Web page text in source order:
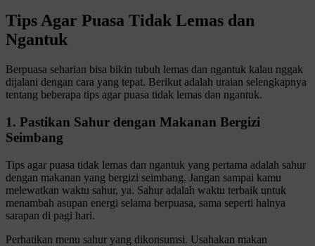
Tips Agar Puasa Tidak Lemas dan
Ngantuk
Berpuasa seharian bisa bikin tubuh lemas dan ngantuk kalau nggak
dijalani dengan cara yang tepat. Berikut adalah uraian selengkapnya
tentang beberapa tips agar puasa tidak lemas dan ngantuk.
1. Pastikan Sahur dengan Makanan Bergizi
Seimbang
Tips agar puasa tidak lemas dan ngantuk yang pertama adalah sahur
dengan makanan yang bergizi seimbang. Jangan sampai kamu
melewatkan waktu sahur, ya. Sahur adalah waktu terbaik untuk
menambah asupan energi selama berpuasa, sama seperti halnya
sarapan di pagi hari.
Perhatikan menu sahur yang dikonsumsi. Usahakan makan